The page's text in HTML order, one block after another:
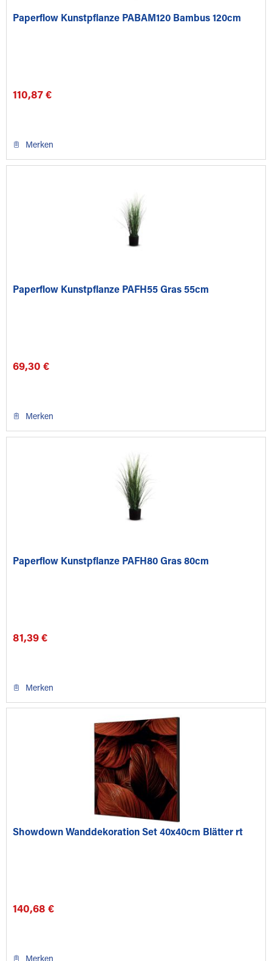
Paperflow Kunstpflanze PABAM120 Bambus 120cm
110,87 €
Merken
Paperflow Kunstpflanze PAFH55 Gras 55cm
69,30 €
Merken
Paperflow Kunstpflanze PAFH80 Gras 80cm
81,39 €
Merken
Showdown Wanddekoration Set 40x40cm Blätter rt
140,68 €